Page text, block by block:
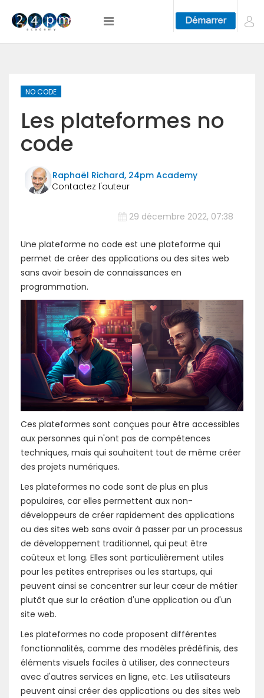
NO CODE
Les plateformes no
code
Raphaël Richard, 24pm Academy
29 décembre 2022, 07:38
Une plateforme no code est une plateforme qui
permet de créer des applications ou des sites web
sans avoir besoin de connaissances en
programmation.
Ces plateformes sont conçues pour être accessibles
aux personnes qui n'ont pas de compétences
techniques, mais qui souhaitent tout de même créer
des projets numériques.
Les plateformes no code sont de plus en plus
populaires, car elles permettent aux non-
développeurs de créer rapidement des applications
ou des sites web sans avoir à passer par un processus
de développement traditionnel, qui peut être
coûteux et long. Elles sont particulièrement utiles
pour les petites entreprises ou les startups, qui
peuvent ainsi se concentrer sur leur cœur de métier
plutôt que sur la création d'une application ou d'un
site web.
Les plateformes no code proposent différentes
fonctionnalités, comme des modèles prédéfinis, des
éléments visuels faciles à utiliser, des connecteurs
avec d'autres services en ligne, etc. Les utilisateurs
peuvent ainsi créer des applications ou des sites web